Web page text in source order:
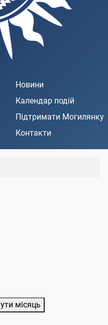
Новини
Календар подій
Підтримати Могилянку
Контакти
місяць